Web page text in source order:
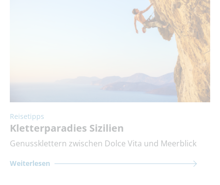
Reisetipps
Kletterparadies Sizilien
Genussklettern zwischen Dolce Vita und Meerblick
Weiterlesen